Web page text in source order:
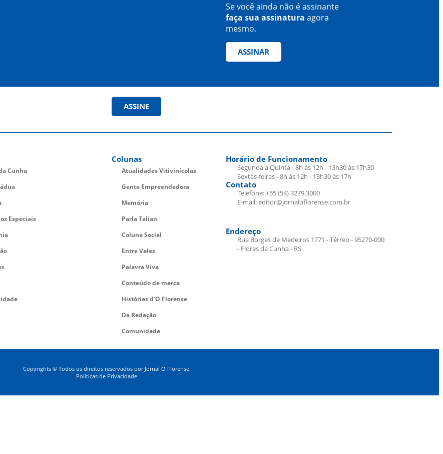
Se você ainda não é assinante
faça sua assinatura agora
mesmo.
ASSINAR
ASSINE
Cunha
Especiais
Colunas
Atualidades Vitivinícolas
Gente Empreendedora
Memória
Parla Talian
Coluna Social
Entre Vales
Palavra Viva
Conteúdo de marca
Histórias d’O Florense
Da Redação
Comunidade
Horário de Funcionamento
Segunda a Quinta - 8h às 12h - 13h30 às 17h30
Sextas-feiras - 8h às 12h - 13h30 às 17h
Contato
Telefone: +55 (54) 3279.3000
E-mail: editor@jornaloflorense.com.br
Endereço
Rua Borges de Medeiros 1771 - Térreo - 95270-000
- Flores da Cunha - RS
Copyrights © Todos os direitos reservados por Jornal O Florense.
Políticas de Privacidade